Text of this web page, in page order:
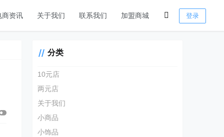
商资讯 关于我们 联系我们 加盟商城 登录
分类
10元店
两元店
关于我们
小商品
小饰品